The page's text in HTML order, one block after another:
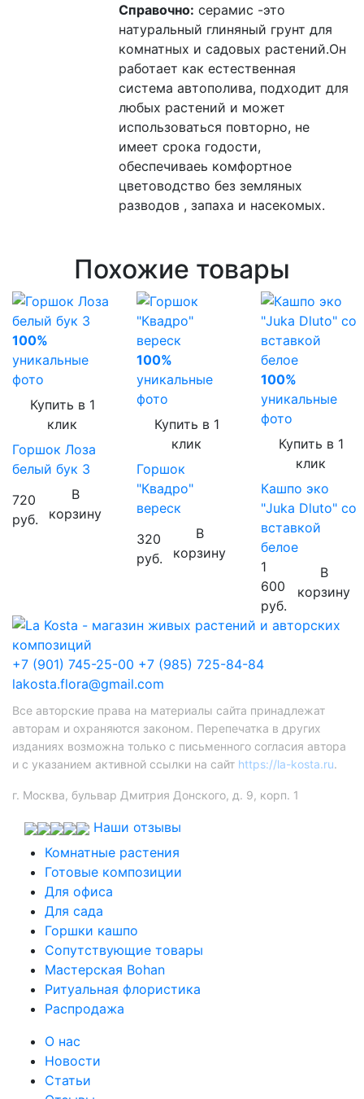
Справочно: серамис -это
натуральный глиняный грунт для
комнатных и садовых растений.Он
работает как естественная
система автополива, подходит для
любых растений и может
использоваться повторно, не
имеет срока годости,
обеспечиваеь комфортное
цветоводство без земляных
разводов , запаха и насекомых.
Похожие товары
100%
уникальные
фото
Купить в 1
клик
Горшок Лоза
белый бук 3
720
руб.
В
корзину
100%
уникальные
фото
Купить в 1
клик
Горшок
"Квадро"
вереск
320
руб.
В
корзину
100%
уникальные
фото
Купить в 1
клик
Кашпо эко
"Juka Dluto" со
вставкой
белое
1
600
руб.
В
корзину
+7 (901) 745-25-00 +7 (985) 725-84-84
lakosta.flora@gmail.com
Все авторские права на материалы сайта принадлежат
авторам и охраняются законом. Перепечатка в других
изданиях возможна только с письменного согласия автора
и с указанием активной ссылки на сайт https://la-kosta.ru.
г. Москва, бульвар Дмитрия Донского, д. 9, корп. 1
Наши отзывы
Комнатные растения
Готовые композиции
Для офиса
Для сада
Горшки кашпо
Сопутствующие товары
Мастерская Bohan
Ритуальная флористика
Распродажа
О нас
Новости
Статьи